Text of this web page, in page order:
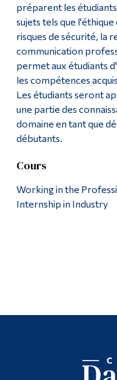
préparent les
sujets tels que
risques de sécurité, la
communication
permet aux étudiants
les compétences
Les étudiants seront
une partie des
domaine en tant que
débutants.
Cours
Working in the
Internship in Industry